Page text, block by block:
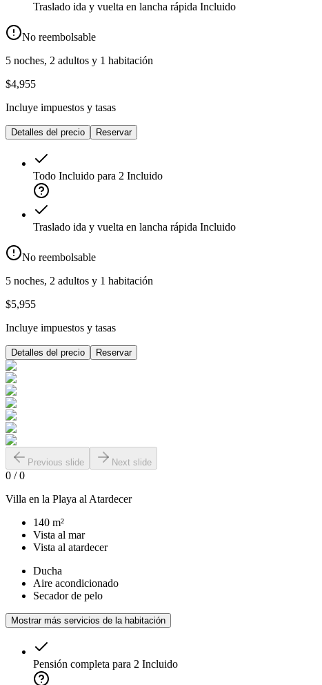
Traslado ida y vuelta en lancha rápida Incluido
No reembolsable
5 noches, 2 adultos y 1 habitación
$4,955
Incluye impuestos y tasas
Detalles del precio Reservar
Todo Incluido para 2 Incluido
Traslado ida y vuelta en lancha rápida Incluido
No reembolsable
5 noches, 2 adultos y 1 habitación
$5,955
Incluye impuestos y tasas
Detalles del precio Reservar
Previous slide Next slide
0 /0
Villa en la Playa al Atardecer
140 m²
Vista al mar
Vista al atardecer
Ducha
Aire acondicionado
Secador de pelo
Mostrar más servicios de la habitación
Pensión completa para 2 Incluido